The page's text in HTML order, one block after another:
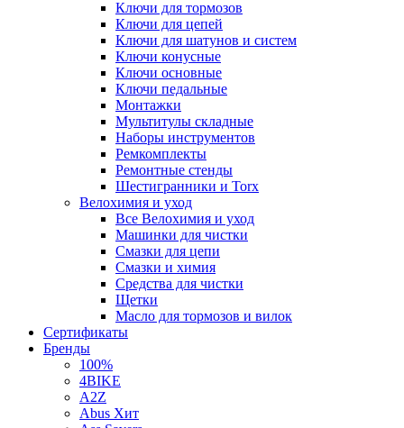
Ключи для тормозов
Ключи для цепей
Ключи для шатунов и систем
Ключи конусные
Ключи основные
Ключи педальные
Монтажки
Мультитулы складные
Наборы инструментов
Ремкомплекты
Ремонтные стенды
Шестигранники и Torx
Велохимия и уход
Все Велохимия и уход
Машинки для чистки
Смазки для цепи
Смазки и химия
Средства для чистки
Щетки
Масло для тормозов и вилок
Сертификаты
Бренды
100%
4BIKE
A2Z
Abus Хит